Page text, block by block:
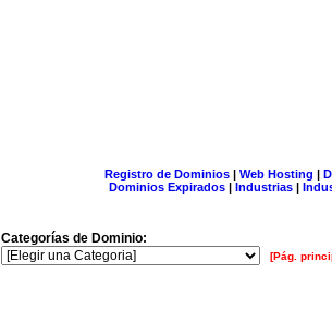
Registro de Dominios| Web Hosting |
Dominios Expirados | Industrias |
Categorías de Dominio:
[Pág.